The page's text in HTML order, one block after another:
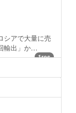
シアで大量に売
輸出」か…
1res